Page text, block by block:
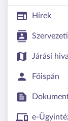
Hírek
Járási
Főispán
e-